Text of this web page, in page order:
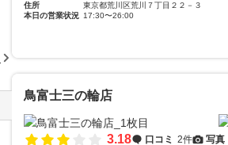
住所
東京都荒川区荒川７丁目２２－３
本日の営業状況 17:30〜26:00
鳥富士三の輪店
3.18 口コミ 2件 写真